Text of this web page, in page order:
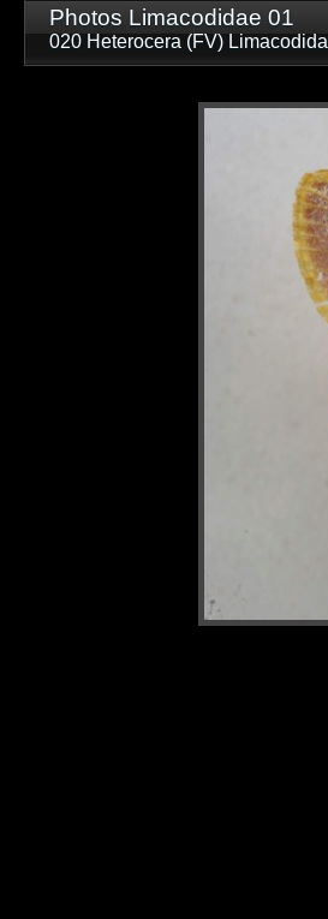
Photos Limacodidae 01
020 Heterocera (FV)